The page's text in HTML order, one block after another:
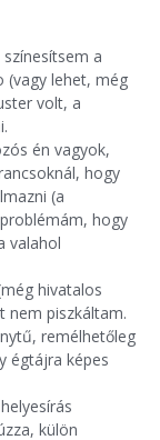
a
(vagy lehet, még
volt, a
én vagyok,
hogy
(a
hogy
valahol
hivatalos
nem piszkáltam.
remélhetőleg
égtájra képes
külön